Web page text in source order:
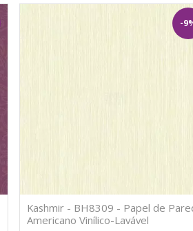
-
Kashmir - BH8309 - Papel de
Americano Vinílico-Lavável